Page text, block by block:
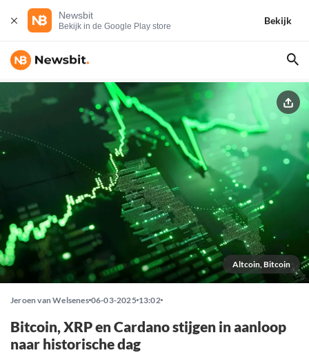
Newsbit
Bekijk in de Google Play store
Bekijk
Altcoin, Bitcoin
Jeroen van Welsenes 06-03-2025 13:02
Bitcoin, XRP en Cardano stijgen in aanloop
naar historische dag